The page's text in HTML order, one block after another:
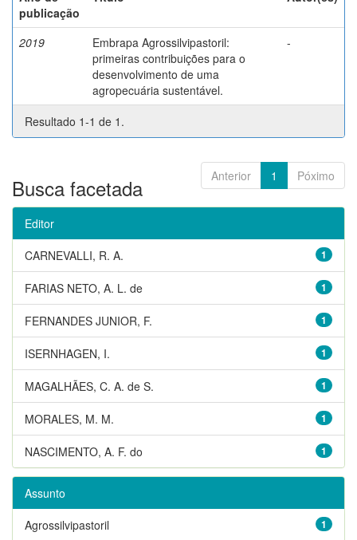
publicação
2019
Embrapa Agrossilvipastoril:
primeiras contribuições para o
desenvolvimento de uma
agropecuária sustentável.
-
Resultado 1-1 de 1.
Anterior 1 Póximo
Busca facetada
Editor
1
CARNEVALLI, R. A.
1
FARIAS NETO, A. L. de
1
FERNANDES JUNIOR, F.
1
ISERNHAGEN, I.
1
MAGALHÃES, C. A. de S.
1
MORALES, M. M.
1
NASCIMENTO, A. F. do
Assunto
1
Agrossilvipastoril